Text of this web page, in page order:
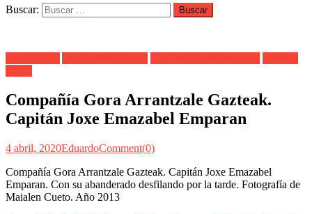
Buscar:
Compañía Gora Arrantzale Gazteak.
Capitán Joxe Emazabel Emparan
4 abril, 2020EduardoComment(0)
Compañía Gora Arrantzale Gazteak. Capitán Joxe Emazabel
Emparan. Con su abanderado desfilando por la tarde. Fotografía de
Maialen Cueto. Año 2013